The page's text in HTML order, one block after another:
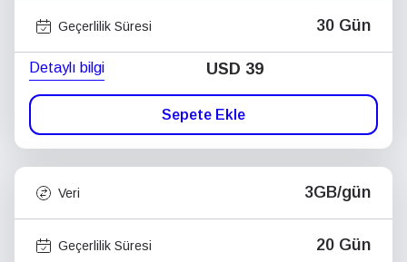
Geçerlilik Süresi 30 Gün
Detaylı bilgi USD 39
Sepete Ekle
Veri 3GB/gün
Geçerlilik Süresi 20 Gün